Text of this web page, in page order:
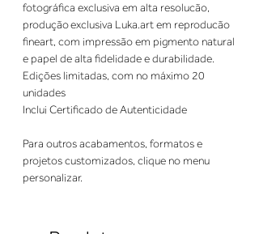
fotográfica exclusiva em alta resolucão,
produção exclusiva Luka.art em reproducão
fineart, com impressão em pigmento natural
e papel de alta fidelidade e durabilidade.
Edições limitadas, com no máximo 20
unidades
Inclui Certificado de Autenticidade
Para outros acabamentos, formatos e
projetos customizados, clique no menu
personalizar.